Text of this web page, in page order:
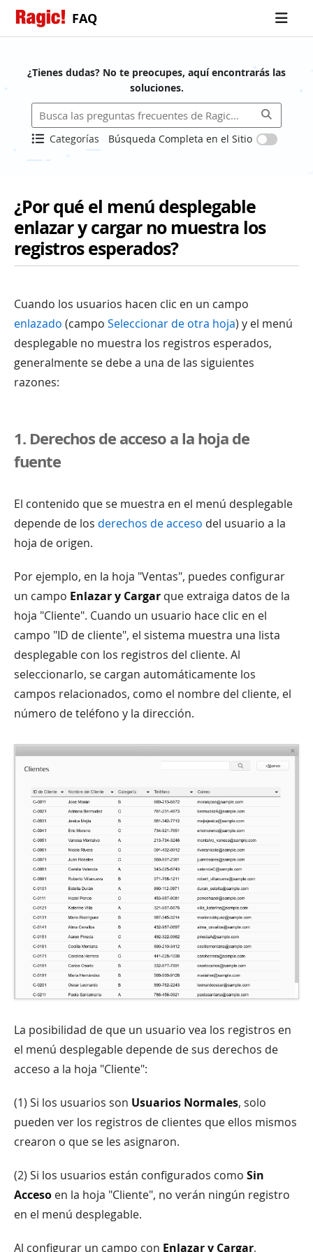
FAQ
¿Tienes dudas? No te preocupes, aquí encontrarás las
soluciones.
Categorías Búsqueda Completa en el Sitio
¿Por qué el menú desplegable
enlazar y cargar no muestra los
registros esperados?
Cuando los usuarios hacen clic en un campo
enlazado (campo Seleccionar de otra hoja) y el menú
desplegable no muestra los registros esperados,
generalmente se debe a una de las siguientes
razones:
1. Derechos de acceso a la hoja de
fuente
El contenido que se muestra en el menú desplegable
depende de los derechos de acceso del usuario a la
hoja de origen.
Por ejemplo, en la hoja "Ventas", puedes configurar
un campo Enlazar y Cargar que extraiga datos de la
hoja "Cliente". Cuando un usuario hace clic en el
campo "ID de cliente", el sistema muestra una lista
desplegable con los registros del cliente. Al
seleccionarlo, se cargan automáticamente los
campos relacionados, como el nombre del cliente, el
número de teléfono y la dirección.
La posibilidad de que un usuario vea los registros en
el menú desplegable depende de sus derechos de
acceso a la hoja "Cliente":
(1) Si los usuarios son Usuarios Normales, solo
pueden ver los registros de clientes que ellos mismos
crearon o que se les asignaron.
(2) Si los usuarios están configurados como Sin
Acceso en la hoja "Cliente", no verán ningún registro
en el menú desplegable.
Al configurar un campo con Enlazar y Cargar,